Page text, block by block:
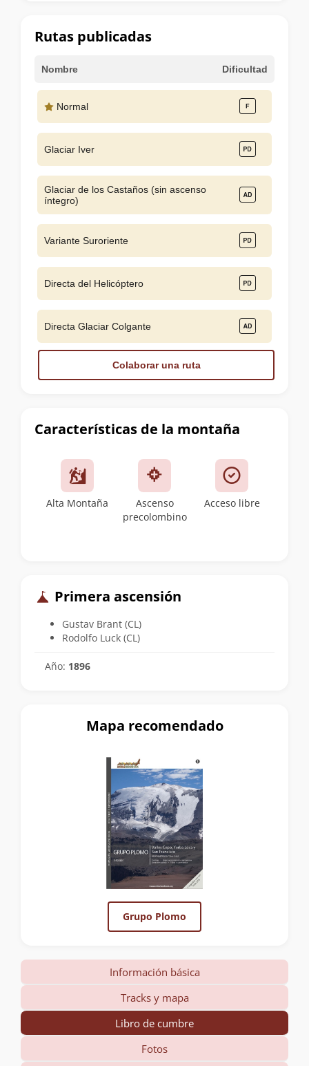
cumbre
Características de la montaña
Alta Montaña
Ascenso
precolombino
Acceso libre
Primera ascensión
Gustav Brant (CL)
Rodolfo Luck (CL)
Año: 1896
Rutas publicadas
Nombre Dificultad
Normal
Glaciar Iver
Glaciar de los Castaños (sin ascenso
íntegro)
Variante Suroriente
Directa del Helicóptero
Directa Glaciar Colgante
Colaborar una ruta
Mapa recomendado
Grupo Plomo
Información básica
Tracks y mapa
Libro de cumbre
Fotos